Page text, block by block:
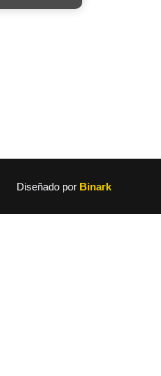
Diseñado por Binark